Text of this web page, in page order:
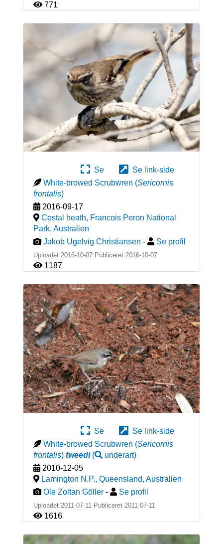
771
Se
Se link-side
White-browed Scrubwren (Sericornis
frontalis)
2016-09-17
Costal heath, Francois Peron National
Park, Australien
Jakob Ugelvig Christiansen - Se profil
Uploadet 2016-10-07 Publiceret 2016-10-07
1187
Se
Se link-side
White-browed Scrubwren (Sericornis
frontalis) tweedi( underart)
2010-12-05
Lamington N.P., Queensland, Australien
Ole Zoltan Göller - Se profil
Uploadet 2011-07-11 Publiceret 2011-07-11
1616